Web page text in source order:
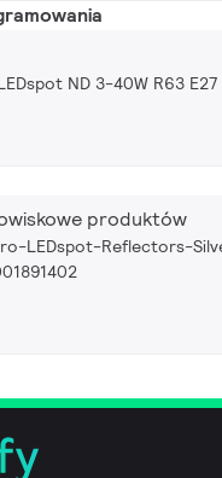
ND 3-40W R63 E27
produktów
LEDspot-Reflectors-